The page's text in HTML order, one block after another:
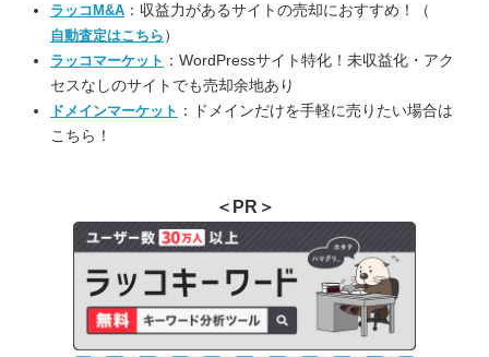
ラッコM&A ：収益力があるサイトの売却におすすめ！（
自動査定はこちら ）
ラッコマーケット ：WordPressサイト特化！未収益化・アク
セスなしのサイトでも売却余地あり
ドメインマーケット ：ドメインだけを手軽に売りたい場合は
こちら！
＜PR＞